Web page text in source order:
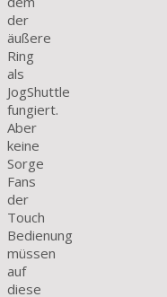
der
äußere
Ring
als
JogShuttle
fungiert.
Aber
keine
Sorge
Fans
der
Touch
Bedienung
müssen
auf
diese